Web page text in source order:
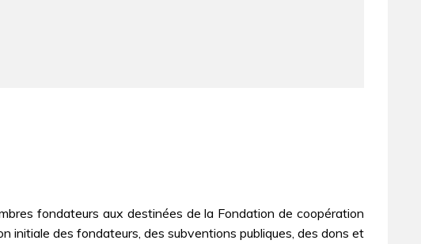
fondateurs aux destinées de la Fondation de coopération
initiale des fondateurs, des subventions publiques, des dons et